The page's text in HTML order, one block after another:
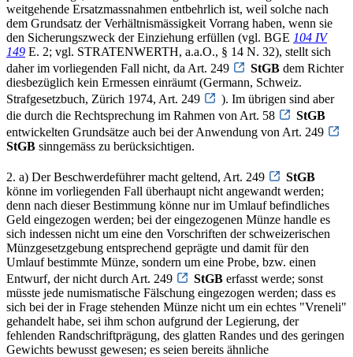
weitgehende Ersatzmassnahmen entbehrlich ist, weil solche nach
dem Grundsatz der Verhältnismässigkeit Vorrang haben, wenn sie
den Sicherungszweck der Einziehung erfüllen (vgl. BGE 104 IV
149 E. 2; vgl. STRATENWERTH, a.a.O., § 14 N. 32), stellt sich
daher im vorliegenden Fall nicht, da Art. 249
StGB dem Richter
diesbezüglich kein Ermessen einräumt (Germann, Schweiz.
Strafgesetzbuch, Zürich 1974, Art. 249
). Im übrigen sind aber
die durch die Rechtsprechung im Rahmen von Art. 58
StGB
entwickelten Grundsätze auch bei der Anwendung von Art. 249
StGB sinngemäss zu berücksichtigen.
2. a) Der Beschwerdeführer macht geltend, Art. 249
StGB
könne im vorliegenden Fall überhaupt nicht angewandt werden;
denn nach dieser Bestimmung könne nur im Umlauf befindliches
Geld eingezogen werden; bei der eingezogenen Münze handle es
sich indessen nicht um eine den Vorschriften der schweizerischen
Münzgesetzgebung entsprechend geprägte und damit für den
Umlauf bestimmte Münze, sondern um eine Probe, bzw. einen
Entwurf, der nicht durch Art. 249
StGB erfasst werde; sonst
müsste jede numismatische Fälschung eingezogen werden; dass es
sich bei der in Frage stehenden Münze nicht um ein echtes "Vreneli"
gehandelt habe, sei ihm schon aufgrund der Legierung, der
fehlenden Randschriftprägung, des glatten Randes und des geringen
Gewichts bewusst gewesen; es seien bereits ähnliche